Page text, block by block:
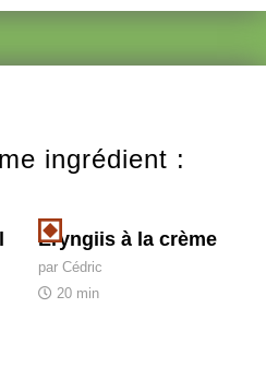
ingrédient :
Eryngiis à la crème
par Cédric
20 min